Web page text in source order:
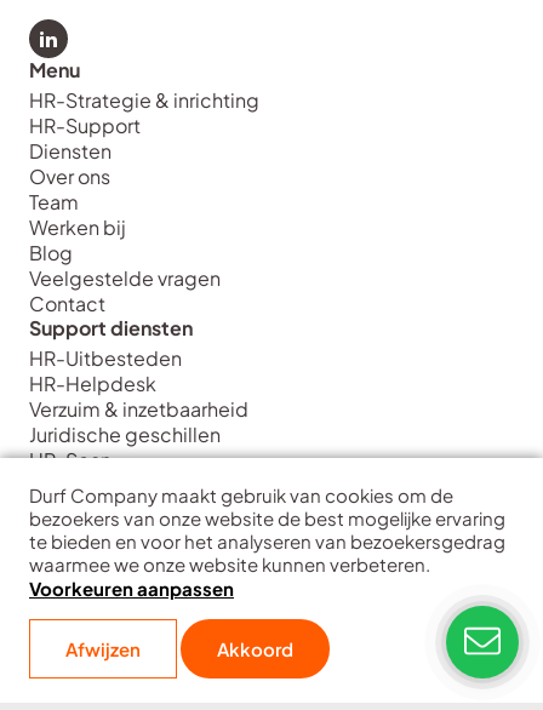
Durf Company maakt gebruik van cookies om de
bezoekers van onze website de best mogelijke ervaring
te bieden en voor het analyseren van bezoekersgedrag
waarmee we onze website kunnen verbeteren.
Voorkeuren aanpassen
Afwijzen Akkoord
Bekijk LinkedIn van Durf Company
Menu
HR-Strategie & inrichting
HR-Support
Diensten
Over ons
Team
Werken bij
Blog
Veelgestelde vragen
Contact
Support diensten
HR-Uitbesteden
HR-Helpdesk
Verzuim & inzetbaarheid
Juridische geschillen
HR-Scan
Strategie diensten
HR Strategie & Inrichting
HR Transformatie & Implementatie
HR Training & Coaching
HR Data & Analytics
Interim HR
Durf Company | Hart voor ondernemers